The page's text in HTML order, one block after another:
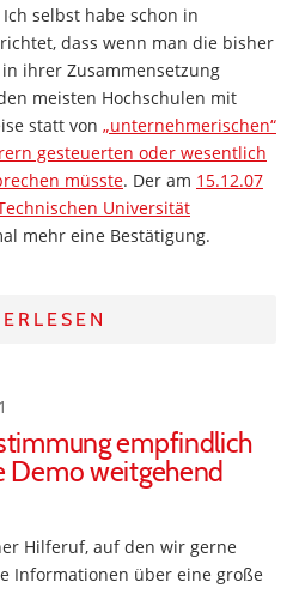
selbst habe schon in
dass wenn man die bisher
ihrer Zusammensetzung
meisten Hochschulen mit
statt von „unternehmerischen“
gesteuerten oder wesentlich
müsste. Der am 15.12.07
Universität
mehr eine Bestätigung.
empfindlich
Demo weitgehend
Hilferuf, auf den wir gerne
Informationen über eine große